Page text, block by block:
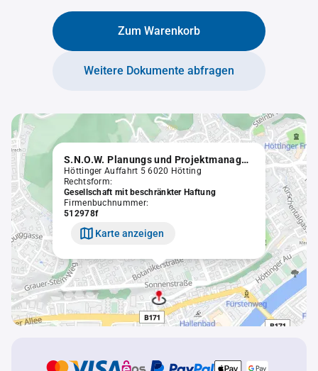
Zum Warenkorb
Weitere Dokumente abfragen
S.N.O.W. Planungs und Projektmanagement GmbH
Höttinger Auffahrt 5 6020 Hötting
Rechtsform:
Gesellschaft mit beschränkter Haftung
Firmenbuchnummer:
512978f
Karte anzeigen